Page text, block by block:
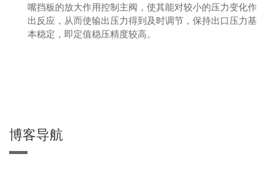
嘴挡板的放大作用控制主阀，使其能对较小的压力变化作
出反应，从而使输出压力得到及时调节，保持出口压力基
本稳定，即定值稳压精度较高。
博客导航